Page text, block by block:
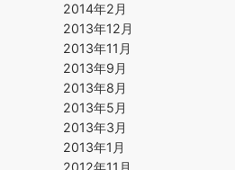
2014年2月
2013年12月
2013年11月
2013年9月
2013年8月
2013年5月
2013年3月
2013年1月
2012年11月